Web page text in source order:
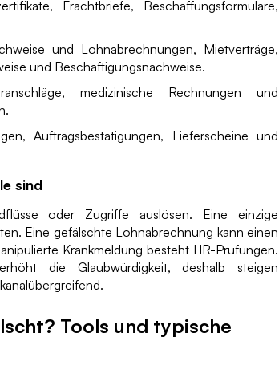
Frachtbriefe, Beschaffungsformulare,
und Lohnabrechnungen, Mietverträge,
und Beschäftigungsnachweise.
medizinische Rechnungen und
Auftragsbestätigungen, Lieferscheine und
sind
oder Zugriffe auslösen. Eine einzige
Eine gefälschte Lohnabrechnung kann einen
Krankmeldung besteht HR-Prüfungen.
die Glaubwürdigkeit, deshalb steigen
Tools und typische